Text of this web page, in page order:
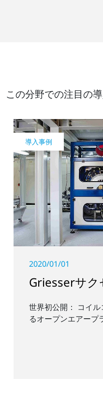
この分野での注目の
導入事例
2020/01/01
Griesserサク
世界初公開： コイ
るオープンエアープ